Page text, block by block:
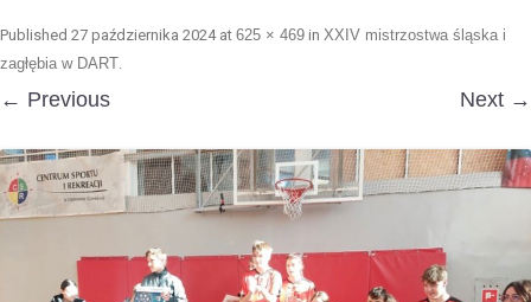
Published 27 października 2024at 625 × 469 in XXIV mistrzostwa śląska i
zagłębia w DART.
← Previous Next →